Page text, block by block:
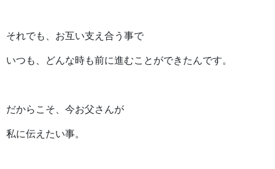
それでも、お互い支え合う事で
いつも、どんな時も前に進むことができたんです。
だからこそ、今お父さんが
私に伝えたい事。